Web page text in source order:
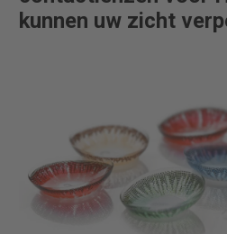
kunnen uw zicht